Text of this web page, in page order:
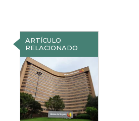
ARTÍCULO
RELACIONADO